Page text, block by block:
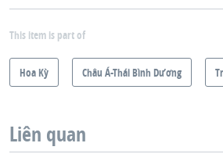
This item is part of
Hoa Kỳ Châu Á-Thái Bình Dương
Liên quan